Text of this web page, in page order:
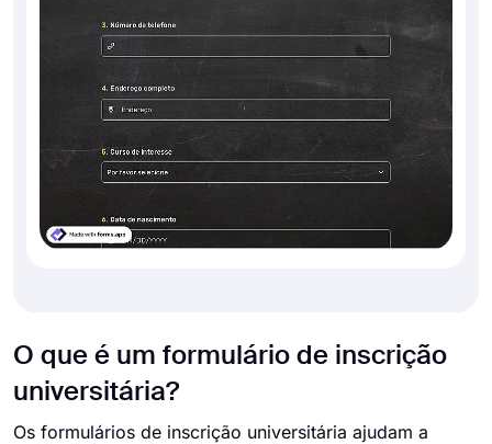
O que é um formulário de inscrição
universitária?
Os formulários de inscrição universitária ajudam a